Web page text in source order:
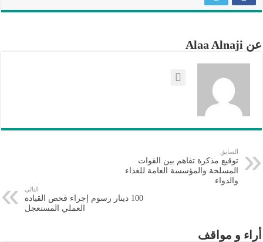
عن Alaa Alnaji
السابق
توقيع مذكرة تفاهم بين القوات
المسلحة والمؤسسة العامة للغذاء
والدواء
التالي
100 دينار رسوم إجراء فحص القيادة
العملي المستعجل
أراء و مواقف